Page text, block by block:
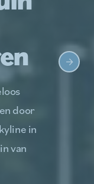
door
in
van